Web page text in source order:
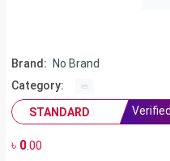
Brand:
No Brand
Category:
STANDARD
৳ 0.00